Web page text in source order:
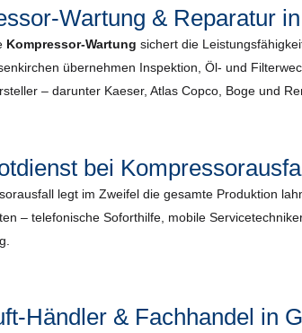
Wartung & Reparatur
Kompressor-Wartung sichert die
übernehmen Inspektion, Öl- und
– darunter Kaeser, Atlas Copco, Boge und
bei
legt im Zweifel die gesamte Produktion
– telefonische Soforthilfe, mobile
Händler & Fachhandel in